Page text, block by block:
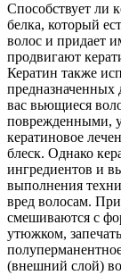
Способствует ли
белка, который
волос и придает
продвигают
Кератин также
предназначенных
вас вьющиеся
поврежденными, у
кератиновое
блеск. Однако
ингредиентов и
выполнения
вред волосам.
смешиваются с
утюжком,
(внешний слой)